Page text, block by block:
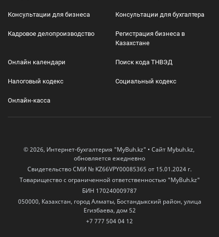
Консультации для бизнеса Консультации для бухгалтера
Кадровое делопроизводство
Регистрация бизнеса в
Казахстане
Онлайн календари Поиск кода ТНВЭД
Налоговый кодекс Социальный кодекс
Онлайн-касса
© 2026, Интернет-бухгалтерия "MyBuh.kz" • Сайт Mybuh.kz,
обновляется ежедневно
Свидетельство СМИ № KZ66VPY00085365 от 15.01.2024 г.
Товарищество с ограниченной ответственностью "MyBuh.kz"
БИН 170240009787
050000, Казахстан, город Алматы, Бостандыкский район, улица
Егизбаева, дом 52
+7 777 504 04 12